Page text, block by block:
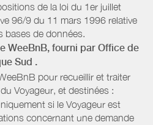
de la loi du 1er juillet
96/9 du 11 mars 1996 relative
bases de données.
WeeBnB, fourni par Office de
Sud .
pour recueillir et traiter
Voyageur, et destinées :
si le Voyageur est
concernant une demande